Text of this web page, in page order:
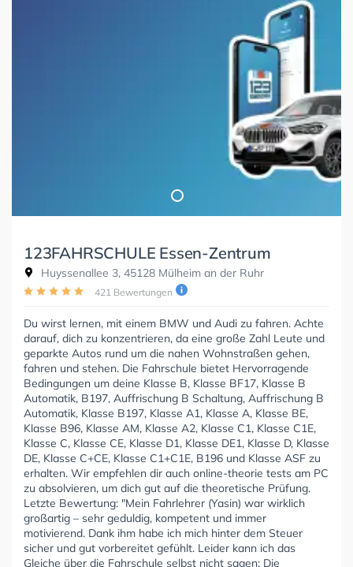
123FAHRSCHULE Essen-Zentrum
Huyssenallee 3, 45128 Mülheim an der Ruhr
421 Bewertungen
Du wirst lernen, mit einem BMW und Audi zu fahren. Achte
darauf, dich zu konzentrieren, da eine große Zahl Leute und
geparkte Autos rund um die nahen Wohnstraßen gehen,
fahren und stehen. Die Fahrschule bietet Hervorragende
Bedingungen um deine Klasse B, Klasse BF17, Klasse B
Automatik, B197, Auffrischung B Schaltung, Auffrischung B
Automatik, Klasse B197, Klasse A1, Klasse A, Klasse BE,
Klasse B96, Klasse AM, Klasse A2, Klasse C1, Klasse C1E,
Klasse C, Klasse CE, Klasse D1, Klasse DE1, Klasse D, Klasse
DE, Klasse C+CE, Klasse C1+C1E, B196 und Klasse ASF zu
erhalten. Wir empfehlen dir auch online-theorie tests am PC
zu absolvieren, um dich gut auf die theoretische Prüfung.
Letzte Bewertung: "Mein Fahrlehrer (Yasin) war wirklich
großartig – sehr geduldig, kompetent und immer
motivierend. Dank ihm habe ich mich hinter dem Steuer
sicher und gut vorbereitet gefühlt. Leider kann ich das
Gleiche über die Fahrschule selbst nicht sagen: Die